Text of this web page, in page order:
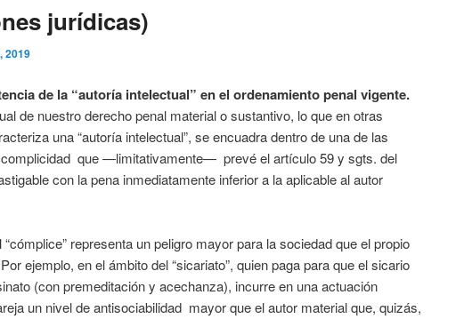
jurídicas)
2019
de la “autoría intelectual” en el ordenamiento penal vigente.
de nuestro derecho penal material o sustantivo, lo que en otras
una “autoría intelectual”, se encuadra dentro de una de las
complicidad que —limitativamente— prevé el artículo 59 y sgts. del
con la pena inmediatamente inferior a la aplicable al autor
representa un peligro mayor para la sociedad que el propio
ejemplo, en el ámbito del “sicariato”, quien paga para que el sicario
(con premeditación y acechanza), incurre en una actuación
un nivel de antisociabilidad mayor que el autor material que, quizás,